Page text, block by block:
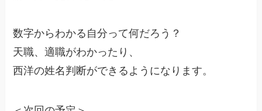
数字からわかる自分って何だろう？
天職、適職がわかったり、
西洋の姓名判断ができるようになります。